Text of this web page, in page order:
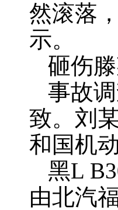
然滚落
示。
砸伤
事故
致。刘
和国机
黑L
由北汽